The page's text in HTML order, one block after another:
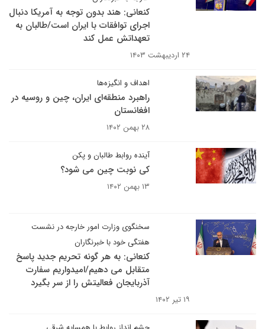
کنعانی: هند بدون توجه به آمریکا دنبال
اجرای توافقات با ایران است/طالبان به
تعهداتش عمل کند
۲۴ اردیبهشت ۱۴۰۳
اهداف و انگیزه‌ها
راهبرد منطقه‌ای ایران، چین و روسیه در
افغانستان
۲۸ بهمن ۱۴۰۲
آینده روابط طالبان و پکن
کی نوبت چین می شود؟
۱۳ بهمن ۱۴۰۲
سخنگوی وزارت امور خارجه در نشست
هفتگی خود با خبرنگاران
کنعانی: به هر گونه تحریم جدید پاسخ
متقابل می دهیم/امیدواریم سفارت
آذربایجان فعالیتش را از سر بگیرد
۱۹ تیر ۱۴۰۲